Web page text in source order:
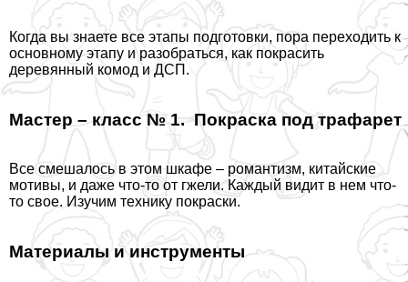
Когда вы знаете все этапы подготовки, пора переходить к
основному этапу и разобраться, как покрасить
деревянный комод и ДСП.
Мастер – класс № 1. Покраска под трафарет
Все смешалось в этом шкафе – романтизм, китайские
мотивы, и даже что-то от гжели. Каждый видит в нем что-
то свое. Изучим технику покраски.
Материалы и инструменты